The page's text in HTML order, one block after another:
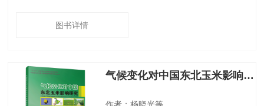
整合资源属性、资源利用过程、资源数量
实物型和价值型的存量与流量账户，有利
图书详情
气候变化对中国东北玉米影响研究